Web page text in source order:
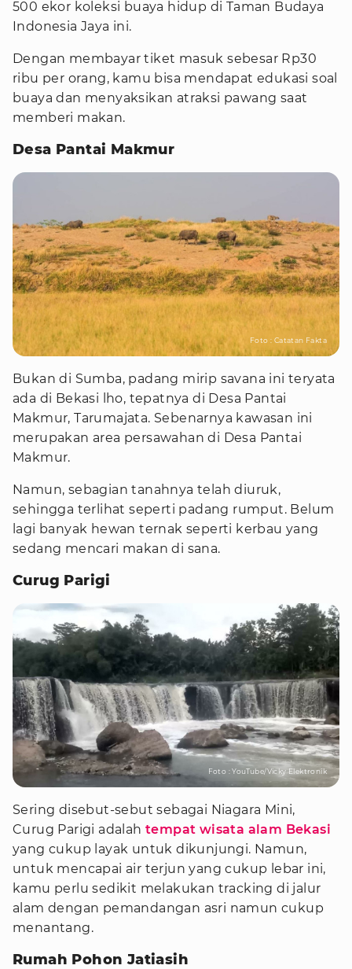
500 ekor koleksi buaya hidup di Taman Budaya
Indonesia Jaya ini.
Dengan membayar tiket masuk sebesar Rp30
ribu per orang, kamu bisa mendapat edukasi soal
buaya dan menyaksikan atraksi pawang saat
memberi makan.
Desa Pantai Makmur
Foto : Catatan Fakta
Bukan di Sumba, padang mirip savana ini teryata
ada di Bekasi lho, tepatnya di Desa Pantai
Makmur, Tarumajata. Sebenarnya kawasan ini
merupakan area persawahan di Desa Pantai
Makmur.
Namun, sebagian tanahnya telah diuruk,
sehingga terlihat seperti padang rumput. Belum
lagi banyak hewan ternak seperti kerbau yang
sedang mencari makan di sana.
Curug Parigi
Foto : YouTube/Vicky Elektronik
Sering disebut-sebut sebagai Niagara Mini,
Curug Parigi adalah tempat wisata alam Bekasi
yang cukup layak untuk dikunjungi. Namun,
untuk mencapai air terjun yang cukup lebar ini,
kamu perlu sedikit melakukan tracking di jalur
alam dengan pemandangan asri namun cukup
menantang.
Rumah Pohon Jatiasih